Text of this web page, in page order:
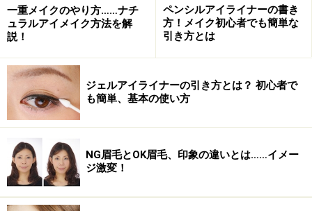
アイシャドウをブラシに適量とったら、目のキワから上
に向かってワイパーのようにブラシを動かしながら、ア
イホールにぼかしていきます。
このとき、目のキワが濃く、アイホールの外側にいくに
従い薄くなるように、グラデーションをつけます。
一重メイクのやり方……ナチ
ュラルアイメイク方法を解
説！
ペンシルアイライナーの書き
方！メイク初心者でも簡単な
引き方とは
ジェルアイライナーの引き方とは？ 初心者で
も簡単、基本の使い方
NG眉毛とOK眉毛、印象の違いとは……イメー
ジ激変！